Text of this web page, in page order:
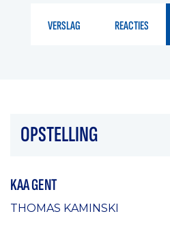
VERSLAG REACTIES
OPSTELLING
KAA GENT
THOMAS KAMINSKI